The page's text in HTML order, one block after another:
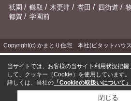
祇園 / 鎌取 / 木更津 / 誉田 / 四街道 /
都賀 / 学園前
Copyright(c) かまとり住宅 本社(ピタットハウ
当サイトでは、お客様の当サイト利用状況把
して、クッキー（Cookie）を使用しています。
詳しくは、当社の 「Cookieの取扱いについて」
閉じる